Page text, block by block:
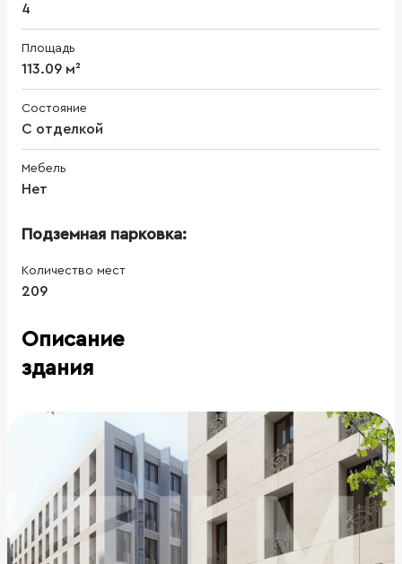
4
Площадь
113.09 м²
Состояние
С отделкой
Мебель
Нет
Подземная парковка:
Количество мест
209
Описание
здания